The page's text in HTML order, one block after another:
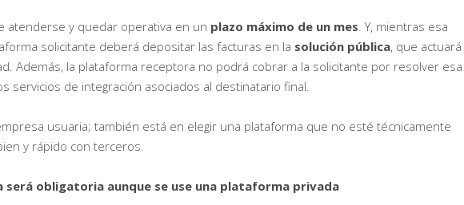
atenderse y quedar operativa en un plazo máximo de un mes. Y, mientras esa
solicitante deberá depositar las facturas en la solución pública, que actuará
Además, la plataforma receptora no podrá cobrar a la solicitante por resolver esa
servicios de integración asociados al destinatario final.
usuaria; también está en elegir una plataforma que no esté técnicamente
y rápido con terceros.
será obligatoria aunque se use una plataforma privada